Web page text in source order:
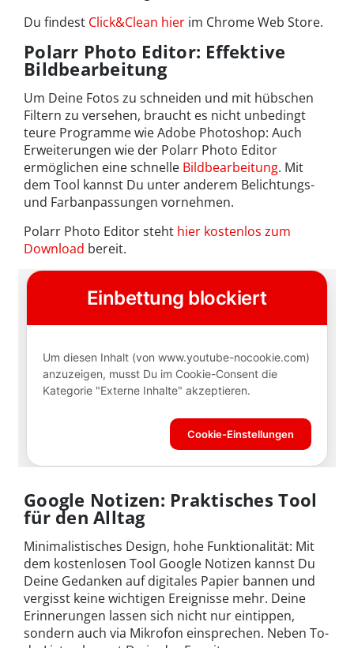
Du findest Click&Clean hier im Chrome Web Store.
Polarr Photo Editor: Effektive
Bildbearbeitung
Um Deine Fotos zu schneiden und mit hübschen
Filtern zu versehen, braucht es nicht unbedingt
teure Programme wie Adobe Photoshop: Auch
Erweiterungen wie der Polarr Photo Editor
ermöglichen eine schnelle Bildbearbeitung. Mit
dem Tool kannst Du unter anderem Belichtungs-
und Farbanpassungen vornehmen.
Polarr Photo Editor steht hier kostenlos zum
Download bereit.
Google Notizen: Praktisches Tool
für den Alltag
Minimalistisches Design, hohe Funktionalität: Mit
dem kostenlosen Tool Google Notizen kannst Du
Deine Gedanken auf digitales Papier bannen und
vergisst keine wichtigen Ereignisse mehr. Deine
Erinnerungen lassen sich nicht nur eintippen,
sondern auch via Mikrofon einsprechen. Neben To-